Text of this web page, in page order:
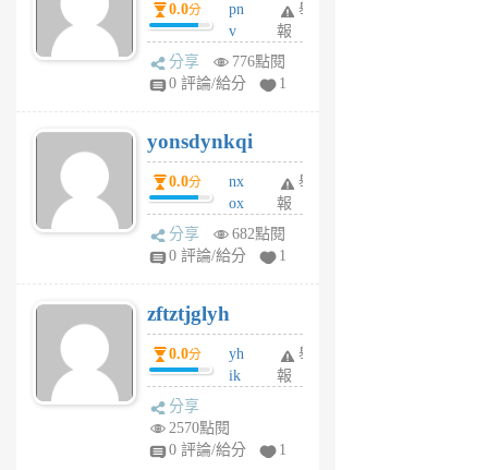
月
前
0.0分
pn
v
wt
sv
6
個
月
前
舉
報
分享
776點閱
0 評論/給分
1
yonsdynkqi
0.0分
nx
ox
rh
pe
月
前
舉
報
分享
682點閱
0 評論/給分
1
zftztjglyh
0.0分
yh
ik
tu
舉
報
分享
2570點閱
0 評論/給分
1